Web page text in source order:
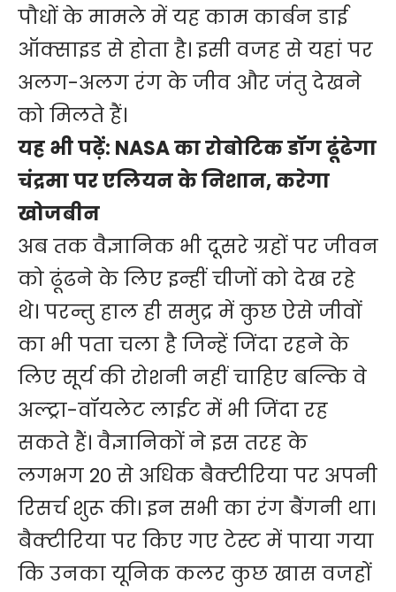
पौधों के मामले में यह काम कार्बन डाई
ऑक्साइड से होता है। इसी वजह से यहां पर
अलग-अलग रंग के जीव और जंतु देखने
को मिलते हैं।
यह भी पढ़ें: NASA का रोबोटिक डॉग ढूंढेगा
चंद्रमा पर एलियन के निशान, करेगा
खोजबीन
अब तक वैज्ञानिक भी दूसरे ग्रहों पर जीवन
को ढूंढने के लिए इन्हीं चीजों को देख रहे
थे। परन्तु हाल ही समुद्र में कुछ ऐसे जीवों
का भी पता चला है जिन्हें जिंदा रहने के
लिए सूर्य की रोशनी नहीं चाहिए बल्कि वे
अल्ट्रा-वॉयलेट लाईट में भी जिंदा रह
सकते हैं। वैज्ञानिकों ने इस तरह के
लगभग 20 से अधिक बैक्टीरिया पर अपनी
रिसर्च शुरू की। इन सभी का रंग बैंगनी था।
बैक्टीरिया पर किए गए टेस्ट में पाया गया
कि उनका यूनिक कलर कुछ खास वजहों